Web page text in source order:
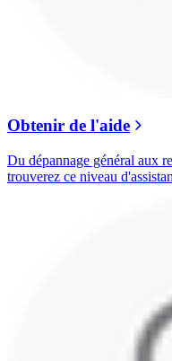
Obtenir de l'aide
Du dépannage général aux
trouverez ce niveau